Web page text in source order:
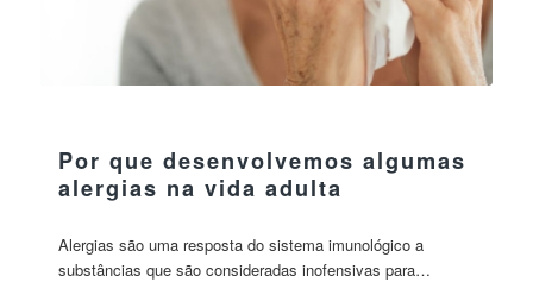
Por que desenvolvemos algumas
alergias na vida adulta
Alergias são uma resposta do sistema imunológico a
substâncias que são consideradas inofensivas para…